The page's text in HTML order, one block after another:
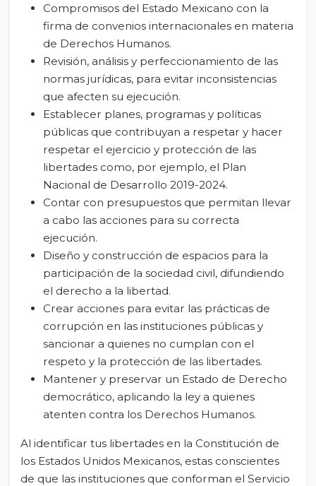
Compromisos del Estado Mexicano con la
firma de convenios internacionales en materia
de Derechos Humanos.
Revisión, análisis y perfeccionamiento de las
normas jurídicas, para evitar inconsistencias
que afecten su ejecución.
Establecer planes, programas y políticas
públicas que contribuyan a respetar y hacer
respetar el ejercicio y protección de las
libertades como, por ejemplo, el Plan
Nacional de Desarrollo 2019-2024.
Contar con presupuestos que permitan llevar
a cabo las acciones para su correcta
ejecución.
Diseño y construcción de espacios para la
participación de la sociedad civil, difundiendo
el derecho a la libertad.
Crear acciones para evitar las prácticas de
corrupción en las instituciones públicas y
sancionar a quienes no cumplan con el
respeto y la protección de las libertades.
Mantener y preservar un Estado de Derecho
democrático, aplicando la ley a quienes
atenten contra los Derechos Humanos.
Al identificar tus libertades en la Constitución de
los Estados Unidos Mexicanos, estas conscientes
de que las instituciones que conforman el Servicio